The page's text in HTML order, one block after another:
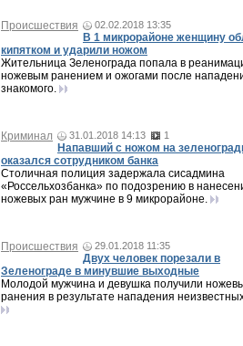
Происшествия 02.02.2018 13:35
В 1 микрорайоне женщину
кипятком и ударили ножом
Жительница Зеленограда попала в
ножевым ранением и ожогами после
знакомого.
Криминал 31.01.2018 14:13 1
Напавший с ножом на
оказался сотрудником банка
Столичная полиция задержала сисадмина
«Россельхозбанка» по подозрению в
ножевых ран мужчине в 9 микрорайоне.
Происшествия 29.01.2018 11:35
Двух человек порезали в
Зеленограде в минувшие выходные
Молодой мужчина и девушка получили
ранения в результате нападения